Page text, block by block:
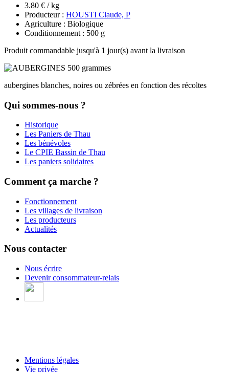
3.80 € / kg
Producteur : HOUSTI Claude, P
Agriculture : Biologique
Conditionnement : 500 g
Produit commandable jusqu'à 1 jour(s) avant la livraison
aubergines blanches, noires ou zébrées en fonction des récoltes
Qui sommes-nous ?
Historique
Les Paniers de Thau
Les bénévoles
Le CPIE Bassin de Thau
Les paniers solidaires
Comment ça marche ?
Fonctionnement
Les villages de livraison
Les producteurs
Actualités
Nous contacter
Nous écrire
Devenir consommateur-relais
Mentions légales
Vie privée